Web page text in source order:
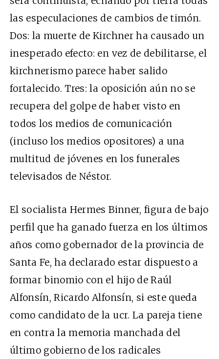
las especulaciones de cambios de timón.
Dos: la muerte de Kirchner ha causado un
inesperado efecto: en vez de debilitarse, el
kirchnerismo parece haber salido
fortalecido. Tres: la oposición aún no se
recupera del golpe de haber visto en
todos los medios de comunicación
(incluso los medios opositores) a una
multitud de jóvenes en los funerales
televisados de Néstor.
El socialista Hermes Binner, figura de bajo
perfil que ha ganado fuerza en los últimos
años como gobernador de la provincia de
Santa Fe, ha declarado estar dispuesto a
formar binomio con el hijo de Raúl
Alfonsín, Ricardo Alfonsín, si este queda
como candidato de la ucr. La pareja tiene
en contra la memoria manchada del
último gobierno de los radicales